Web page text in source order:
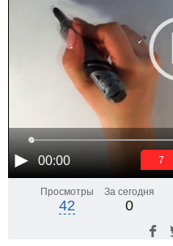
00:00 6
Просмотры
42
За сегодня
0